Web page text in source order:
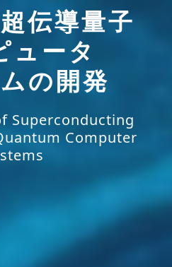
伝導量子
ュータ
の開発
Superconducting
Computer